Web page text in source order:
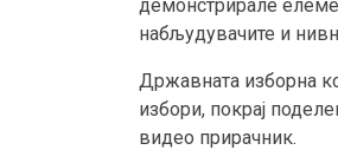
демонстрирале
набљудувачите и
Државната изборна
избори, покрај
видео прирачник.